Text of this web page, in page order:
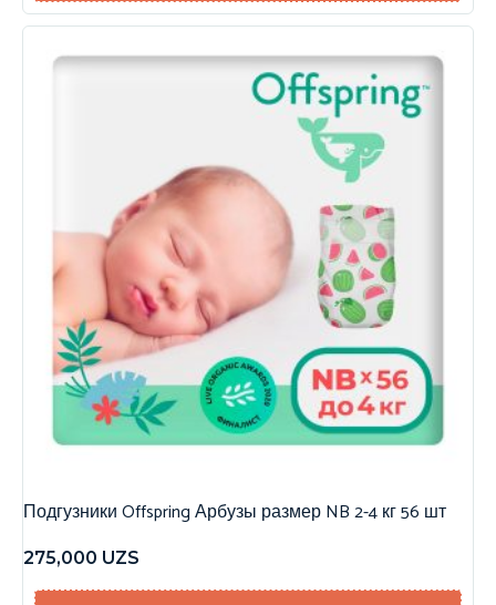
Подгузники Offspring Арбузы размер NB 2-4 кг 56 шт
275,000 UZS